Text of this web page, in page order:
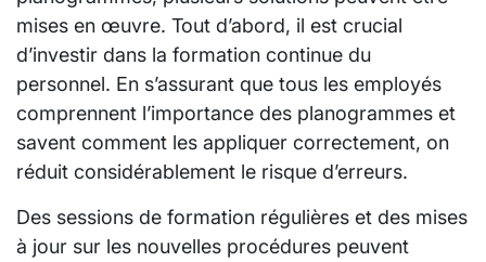
mises en œuvre. Tout d’abord, il est crucial
d’investir dans la formation continue du
personnel. En s’assurant que tous les employés
comprennent l’importance des planogrammes et
savent comment les appliquer correctement, on
réduit considérablement le risque d’erreurs.
Des sessions de formation régulières et des mises
à jour sur les nouvelles procédures peuvent